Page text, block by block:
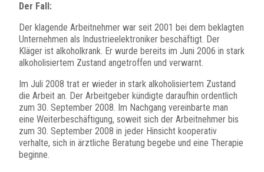
Der Fall:
Der klagende Arbeitnehmer war seit 2001 bei dem beklagten
Unternehmen als Industrieelektroniker beschäftigt. Der
Kläger ist alkoholkrank. Er wurde bereits im Juni 2006 in stark
alkoholisiertem Zustand angetroffen und verwarnt.
Im Juli 2008 trat er wieder in stark alkoholisiertem Zustand
die Arbeit an. Der Arbeitgeber kündigte daraufhin ordentlich
zum 30. September 2008. Im Nachgang vereinbarte man
eine Weiterbeschäftigung, soweit sich der Arbeitnehmer bis
zum 30. September 2008 in jeder Hinsicht kooperativ
verhalte, sich in ärztliche Beratung begebe und eine Therapie
beginne.